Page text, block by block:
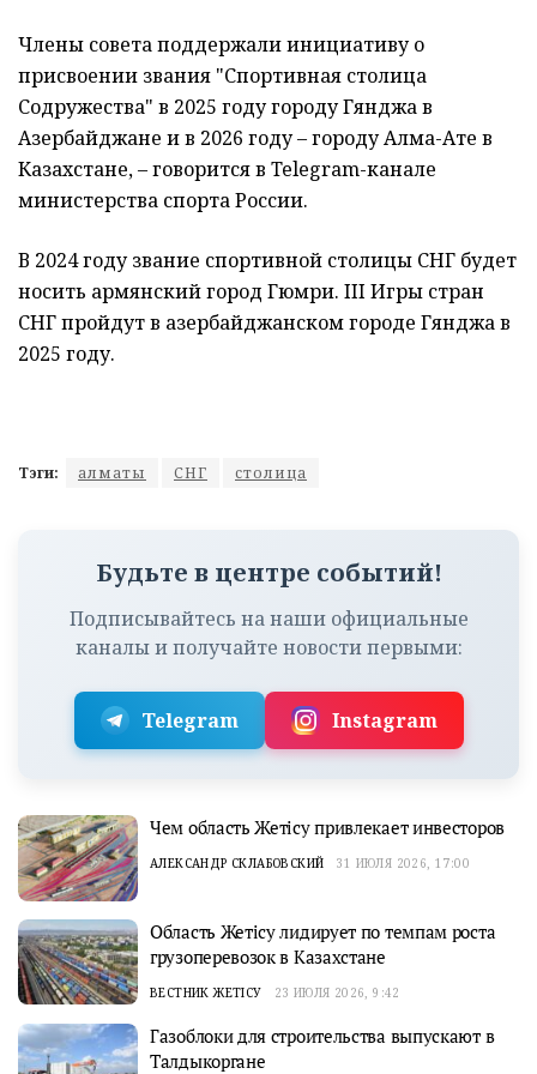
Члены совета поддержали инициативу о
присвоении звания "Спортивная столица
Содружества" в 2025 году городу Гянджа в
Азербайджане и в 2026 году – городу Алма-Ате в
Казахстане, – говорится в Telegram-канале
министерства спорта России.
В 2024 году звание спортивной столицы СНГ будет
носить армянский город Гюмри. III Игры стран
СНГ пройдут в азербайджанском городе Гянджа в
2025 году.
Тэги: алматы СНГ столица
Будьте в центре событий!
Подписывайтесь на наши официальные
каналы и получайте новости первыми:
Telegram Instagram
Чем область Жетісу привлекает инвесторов
АЛЕКСАНДР СКЛАБОВСКИЙ 31 ИЮЛЯ 2026, 17:00
Область Жетісу лидирует по темпам роста
грузоперевозок в Казахстане
ВЕСТНИК ЖЕТІСУ 23 ИЮЛЯ 2026, 9:42
Газоблоки для строительства выпускают в
Талдыкоргане